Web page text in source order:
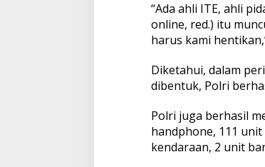
“Ada ahli ITE, ahli
online, red.) itu
harus kami
Diketahui, dalam
dibentuk, Polri
Polri juga berhasil
handphone, 111
kendaraan, 2 unit